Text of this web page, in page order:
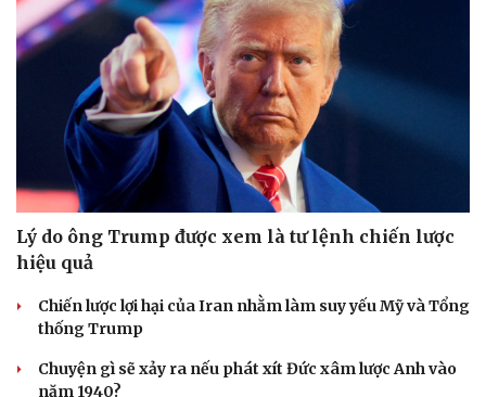
Lý do ông Trump được xem là tư lệnh chiến lược
hiệu quả
Chiến lược lợi hại của Iran nhằm làm suy yếu Mỹ và Tổng
thống Trump
Chuyện gì sẽ xảy ra nếu phát xít Đức xâm lược Anh vào
năm 1940?